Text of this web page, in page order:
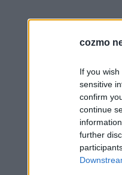
cozmo
If you
sensitive
confirm
continue
further